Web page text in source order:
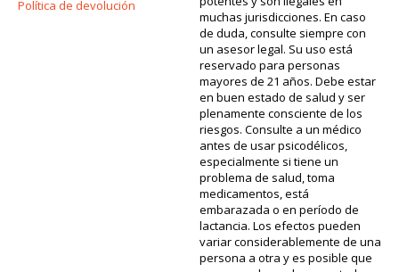
Política de devolución
muchas jurisdicciones. En caso
de duda, consulte siempre con
un asesor legal. Su uso está
reservado para personas
mayores de 21 años. Debe estar
en buen estado de salud y ser
plenamente consciente de los
riesgos. Consulte a un médico
antes de usar psicodélicos,
especialmente si tiene un
problema de salud, toma
medicamentos, está
embarazada o en período de
lactancia. Los efectos pueden
variar considerablemente de una
persona a otra y es posible que